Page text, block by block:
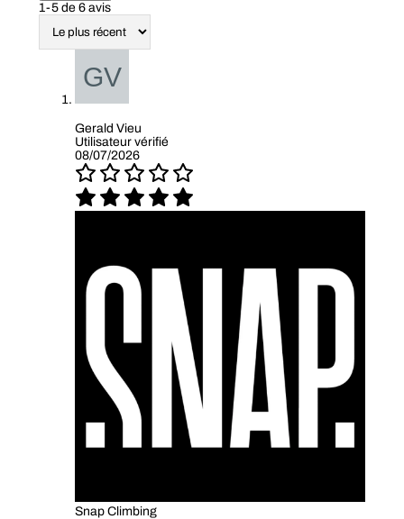
1-5 de 6 avis
Gerald Vieu
Utilisateur vérifié
08/07/2026
Snap Climbing